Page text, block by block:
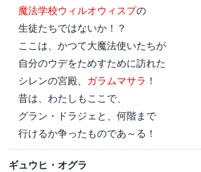
魔法学校ウィルオウィスプの
生徒たちではないか！？
ここは、かつて大魔法使いたちが
自分のウデをためすために訪れた
シレンの宮殿、 ガラムマサラ ！
昔は、わたしもここで、
グラン・ドラジェと、何階まで
行けるか争ったものであ～る！
ギュウヒ・オグラ